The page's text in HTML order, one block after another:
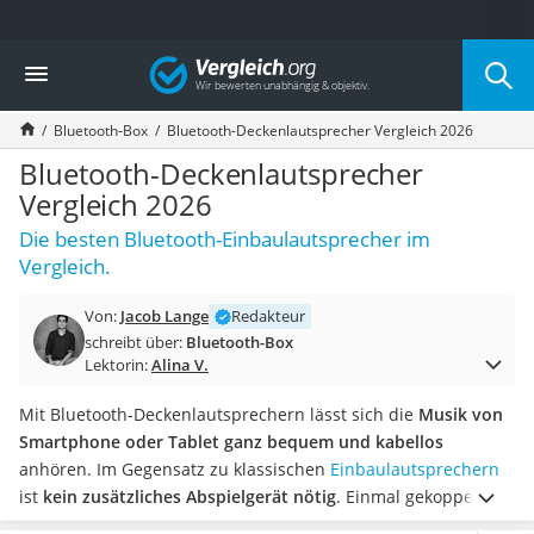
Die beliebtesten Vergleiche nach Kategorie
Elektronik
Powerstation
Monitor 32 Zoll 4K
Fernseher
Drucker
Desktop-PC
Monitor
Diascanner
Laser-Multifunktionsdrucker
Powerline-Adapter
Powerstation mit Solarpanel
Soundbar
17-Zoll-Laptop
Satellitenschüssel
Gaming-Headset
Schnurloses Telefon
Vergleich
Bluetooth-Box Bluetooth-Deckenlautsprecher Vergleich 2026
Bluetooth-Deckenlautsprecher
Vergleich 2026
Die besten Bluetooth-Einbaulautsprecher im
Vergleich.
Von: Jacob Lange
Redakteur
schreibt über: Bluetooth-Box
Lektorin:Alina V.
Mit Bluetooth-Deckenlautsprechern lässt sich die Musik von
Smartphone oder Tablet ganz bequem und kabellos
anhören. Im Gegensatz zu klassischen Einbaulautsprechern
ist kein zusätzliches Abspielgerät nötig. Einmal gekoppelt
reicht es, mit dem Smartphone in der Nähe zu sein, um die